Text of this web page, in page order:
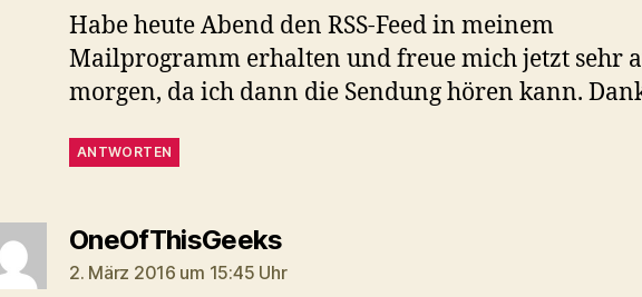
Habe heute Abend den RSS-Feed in meinem
Mailprogramm erhalten und freue mich jetzt sehr
morgen, da ich dann die Sendung hören kann.
ANTWORTEN
OneOfThisGeekssagt:
2. März 2016 um 15:45 Uhr